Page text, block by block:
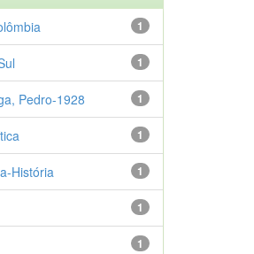
1
1
1
Pedro-1928
1
1
História
1
1